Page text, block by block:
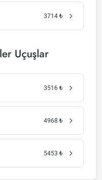
3714 ₺
Uçuşlar
3516 ₺
4968 ₺
5453 ₺